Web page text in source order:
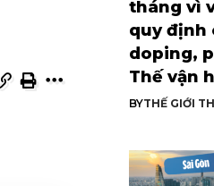
tháng vì
quy định
doping,
Thế vận
BYTHẾ GIỚI